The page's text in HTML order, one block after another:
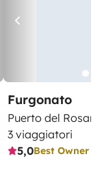
Furgonato
Puerto del
3 viaggiatori
5,0Best Owner